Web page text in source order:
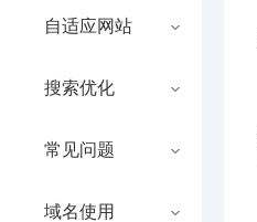
自适应网站
搜索优化
常见问题
域名使用